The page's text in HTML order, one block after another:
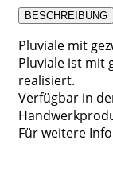
BESCHREIBUNG
Pluviale mit
Pluviale ist mit
realisiert.
Verfügbar in
Für weitere